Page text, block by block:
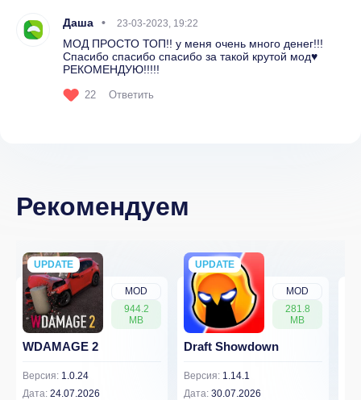
Даша 23-03-2023, 19:22
МОД ПРОСТО ТОП!! у меня очень много денег!!!
Спасибо спасибо спасибо за такой крутой мод♥
РЕКОМЕНДУЮ!!!!!
22 Ответить
Рекомендуем
MOD
944.2
MB
UPDATE
NEW
WDAMAGE 2
Версия: 1.0.24
Дата: 24.07.2026
MOD
281.8
MB
UPDATE
NEW
Draft Showdown
Версия: 1.14.1
Дата: 30.07.2026